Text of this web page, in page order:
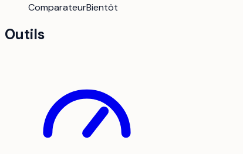
ComparateurBientôt
Outils